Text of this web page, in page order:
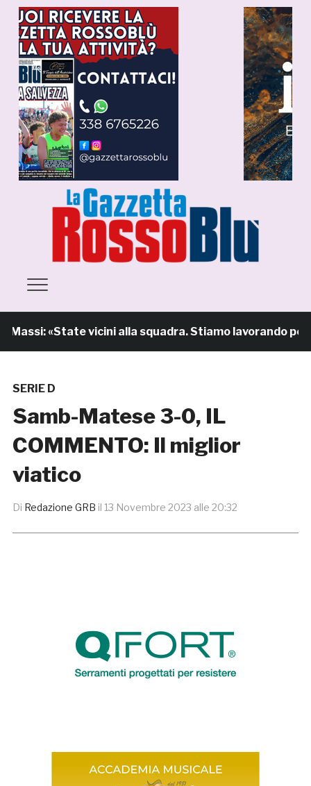
«State vicini alla squadra. Stiamo lavorando per
SERIE D
Samb-Matese 3-0, IL
COMMENTO: Il miglior
viatico
Di Redazione GRB il 13 Novembre 2023 alle 20:32